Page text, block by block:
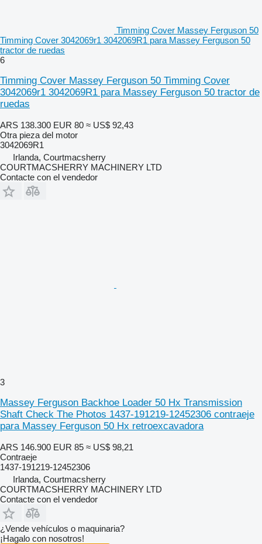
Timming Cover Massey Ferguson 50
Timming Cover 3042069r1 3042069R1 para Massey Ferguson 50
tractor de ruedas
6
Timming Cover Massey Ferguson 50 Timming Cover
3042069r1 3042069R1 para Massey Ferguson 50 tractor de
ruedas
ARS 138.300 EUR 80 ≈ US$ 92,43
Otra pieza del motor
3042069R1
Irlanda, Courtmacsherry
COURTMACSHERRY MACHINERY LTD
Contacte con el vendedor
3
Massey Ferguson Backhoe Loader 50 Hx Transmission
Shaft Check The Photos 1437-191219-12452306 contraeje
para Massey Ferguson 50 Hx retroexcavadora
ARS 146.900 EUR 85 ≈ US$ 98,21
Contraeje
1437-191219-12452306
Irlanda, Courtmacsherry
COURTMACSHERRY MACHINERY LTD
Contacte con el vendedor
¿Vende vehículos o maquinaria?
¡Hagalo con nosotros!